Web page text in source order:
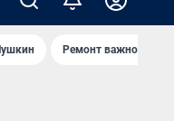
Ремонт важного